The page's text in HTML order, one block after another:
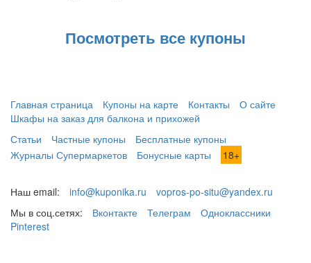
Посмотреть все купоны
Главная страница Купоны на карте Контакты
О сайте
Шкафы на заказ для балкона и прихожей
Статьи
Частные купоны
Бесплатные купоны
Журналы Супермаркетов
Бонусные карты 18+
Наш email: info@kuponika.ru
vopros-po-situ@yandex.ru
Мы в соц.сетях:
Вконтакте Телеграм
Одноклассники
Pinterest